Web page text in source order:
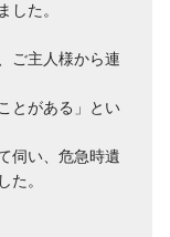
した。
ご主人様から連
とがある」とい
伺い、危急時遺
た。